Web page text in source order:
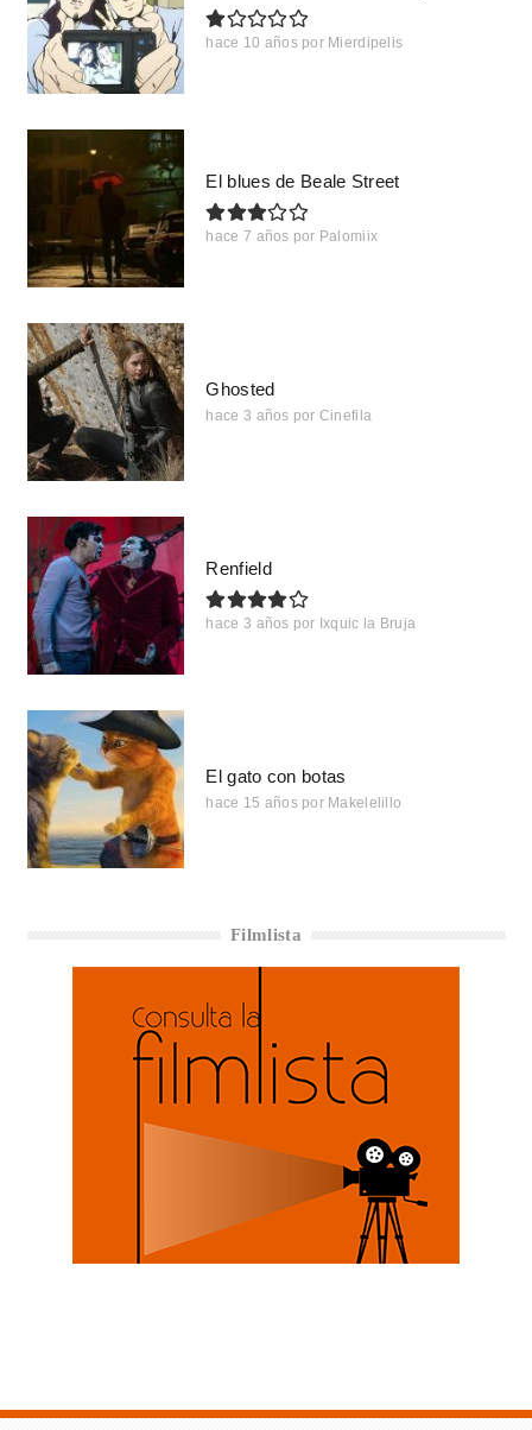
hace 10 años por Mierdipelis
El blues de Beale Street
hace 7 años por Palomiix
Ghosted
hace 3 años por Cinefila
Renfield
hace 3 años por Ixquic la Bruja
El gato con botas
hace 15 años por Makelelillo
Filmlista